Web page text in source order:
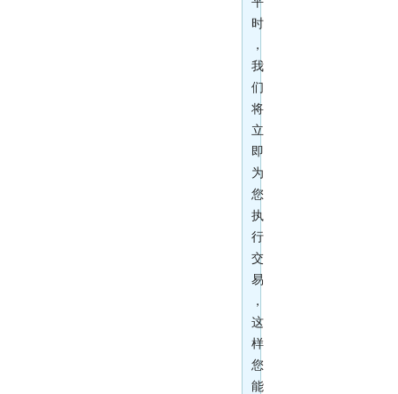
时
，
我
们
将
立
即
为
您
执
行
交
易
，
这
样
您
能